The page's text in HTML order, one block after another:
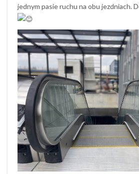
jednym pasie ruchu na obu jezdniach.